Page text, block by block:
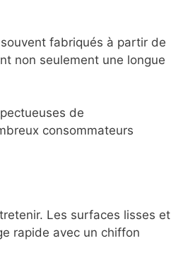
fabriqués à partir de
non seulement une longue
de
consommateurs
Les surfaces lisses et
rapide avec un chiffon